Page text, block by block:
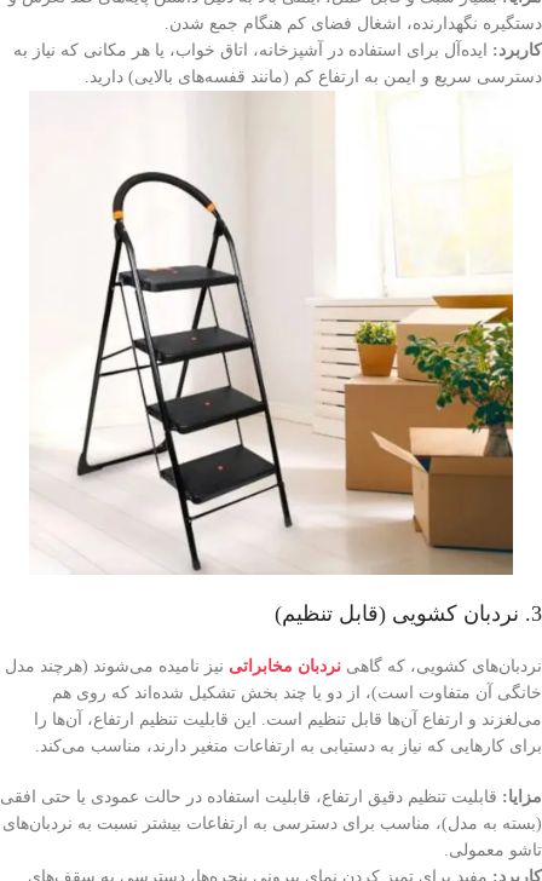
دستگیره نگهدارنده، اشغال فضای کم هنگام جمع شدن.
کاربرد: ایده‌آل برای استفاده در آشپزخانه، اتاق خواب، یا هر مکانی که نیاز به
دسترسی سریع و ایمن به ارتفاع کم (مانند قفسه‌های بالایی) دارید.
3. نردبان کشویی (قابل تنظیم)
نردبان‌های کشویی، که گاهی نردبان مخابراتی نیز نامیده می‌شوند (هرچند مدل
خانگی آن متفاوت است)، از دو یا چند بخش تشکیل شده‌اند که روی هم
می‌لغزند و ارتفاع آن‌ها قابل تنظیم است. این قابلیت تنظیم ارتفاع، آن‌ها را
برای کارهایی که نیاز به دستیابی به ارتفاعات متغیر دارند، مناسب می‌کند.
مزایا: قابلیت تنظیم دقیق ارتفاع، قابلیت استفاده در حالت عمودی یا حتی افقی
(بسته به مدل)، مناسب برای دسترسی به ارتفاعات بیشتر نسبت به نردبان‌های
تاشو معمولی.
کاربرد: مفید برای تمیز کردن نمای بیرونی پنجره‌ها، دسترسی به سقف‌های